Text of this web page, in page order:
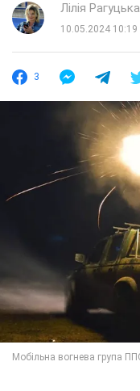
Лілія Рагуцька
10.05.2024 10:19
3